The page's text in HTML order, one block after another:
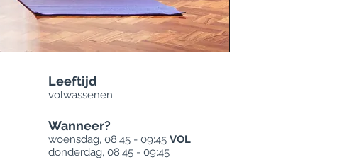
Leeftijd
volwassenen
Wanneer?
woensdag, 08:45 - 09:45 VOL
donderdag, 08:45 - 09:45